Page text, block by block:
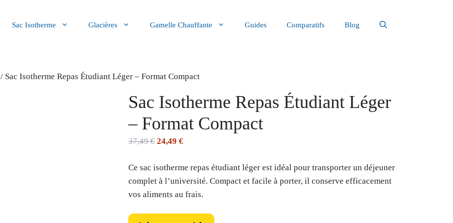
Sac Isotherme Glacières Gamelle Chauffante Guides Comparatifs Blog
/ Sac Isotherme Repas Étudiant Léger – Format Compact
Sac Isotherme Repas Étudiant Léger
– Format Compact
37,49€Le
initial
était :
37,49 €.
24,49€Le
actuel
est :
24,49 €.
Ce sac isotherme repas étudiant léger est idéal pour transporter un déjeuner
complet à l’université. Compact et facile à porter, il conserve efficacement
vos aliments au frais.